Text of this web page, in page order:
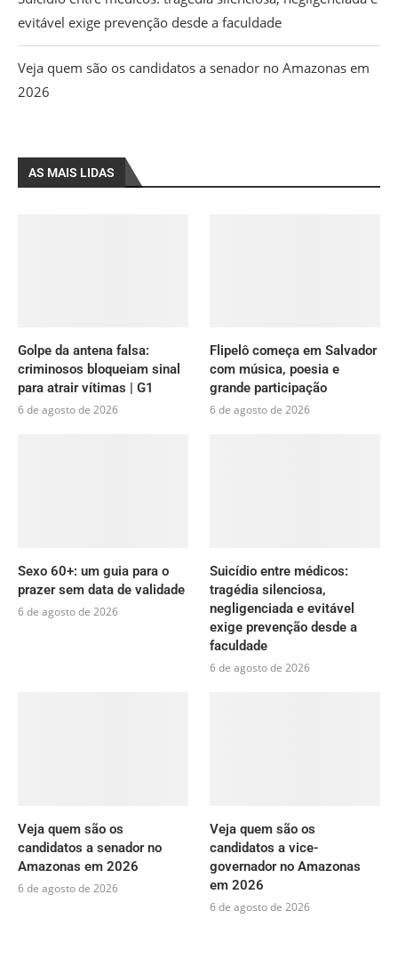
evitável exige prevenção desde a faculdade
Veja quem são os candidatos a senador no Amazonas em
2026
AS MAIS LIDAS
Golpe da antena falsa:
criminosos bloqueiam sinal
para atrair vítimas | G1
6 de agosto de 2026
Flipelô começa em Salvador
com música, poesia e
grande participação
6 de agosto de 2026
Sexo 60+: um guia para o
prazer sem data de validade
6 de agosto de 2026
Suicídio entre médicos:
tragédia silenciosa,
negligenciada e evitável
exige prevenção desde a
faculdade
6 de agosto de 2026
Veja quem são os
candidatos a senador no
Amazonas em 2026
6 de agosto de 2026
Veja quem são os
candidatos a vice-
governador no Amazonas
em 2026
6 de agosto de 2026